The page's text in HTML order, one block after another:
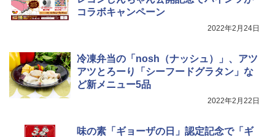
コラボキャンペーン
2022年2月24日
冷凍弁当の「nosh（ナッシュ）」、アツ
アツとろーり「シーフードグラタン」な
ど新メニュー5品
2022年2月22日
味の素「ギョーザの日」認定記念で「ギ